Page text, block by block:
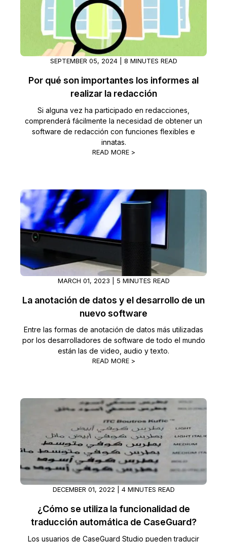
SEPTEMBER 05, 2024 | 8 MINUTES READ
Por qué son importantes los informes al
realizar la redacción
Si alguna vez ha participado en redacciones,
comprenderá fácilmente la necesidad de obtener un
software de redacción con funciones flexibles e
innatas.
READ MORE >
MARCH 01, 2023 | 5 MINUTES READ
La anotación de datos y el desarrollo de un
nuevo software
Entre las formas de anotación de datos más utilizadas
por los desarrolladores de software de todo el mundo
están las de video, audio y texto.
READ MORE >
DECEMBER 01, 2022 | 4 MINUTES READ
¿Cómo se utiliza la funcionalidad de
traducción automática de CaseGuard?
Los usuarios de CaseGuard Studio pueden traducir